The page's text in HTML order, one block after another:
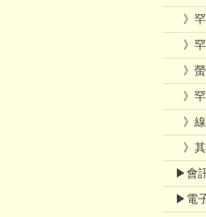
》罕
》罕
》螢
》罕
》線
》其
▶會
▶電